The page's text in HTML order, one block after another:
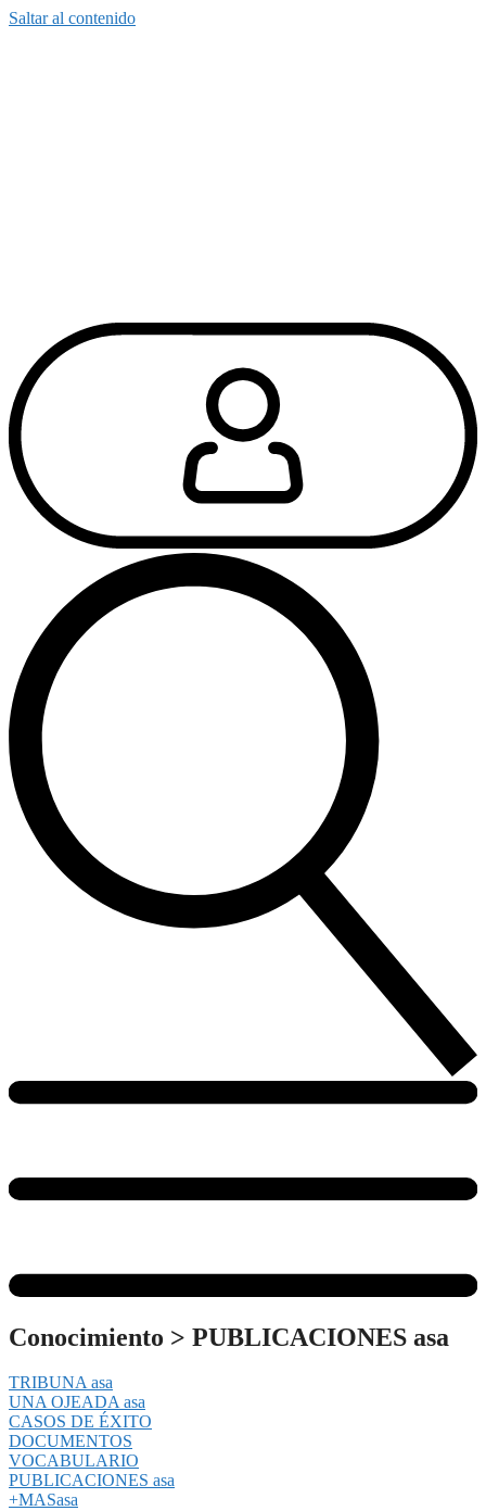
Saltar al contenido
Conocimiento > PUBLICACIONES asa
TRIBUNA asa
UNA OJEADA asa
CASOS DE ÉXITO
DOCUMENTOS
VOCABULARIO
PUBLICACIONES asa
+MASasa